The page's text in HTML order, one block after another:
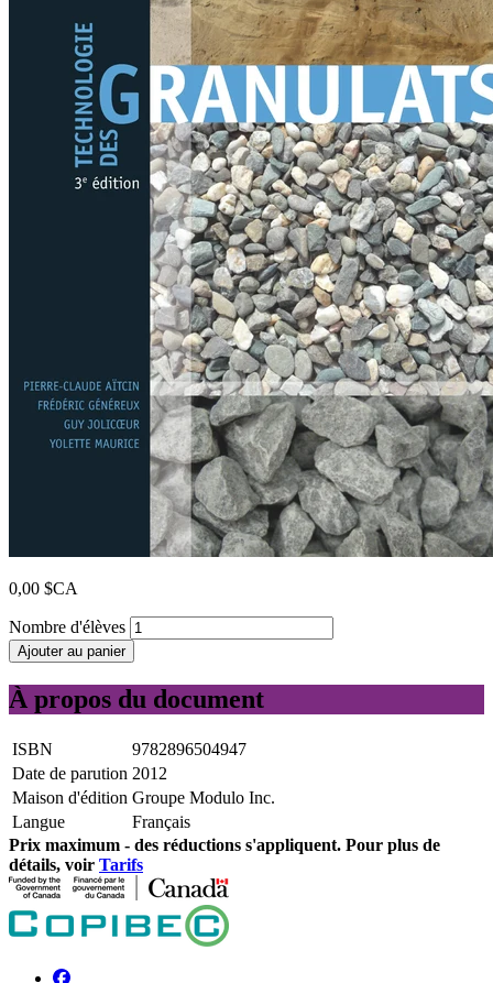
0,00 $CA
Nombre d'élèves
Ajouter au panier
À propos du document
ISBN
9782896504947
Date de parution 2012
Maison d'édition Groupe Modulo Inc.
Langue
Français
Prix ​​maximum - des réductions s'appliquent. Pour plus de
détails, voir Tarifs